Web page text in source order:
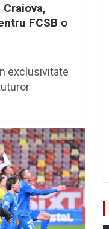
FCSB o
exclusivitate